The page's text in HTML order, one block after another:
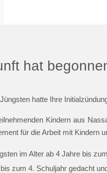
hat
hatte Ihre
Kindern aus
für die Arbeit mit Kindern
im Alter ab 4 Jahre bis
zum 4. Schuljahr gedacht